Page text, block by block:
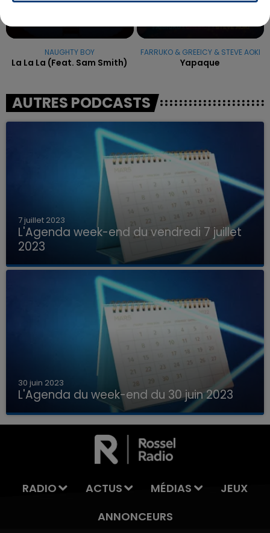
NAUGHTY BOY
La La La (feat. Sam Smith)
FARRUKO & GREEICY & STEVE AOKI
Yapaque
AUTRES PODCASTS
7 juillet 2023
L'Agenda week-end du vendredi 7 juillet
2023
Que faire ce week-end dans les hauts-de-
France, la Marne et les Ardennes ?
30 juin 2023
L'Agenda du week-end du 30 juin 2023
Que faire ce week-end dans les hauts-de-
France, la Marne et les Ardennes ?
RADIO ACTUS MÉDIAS
JEUX
ANNONCEURS